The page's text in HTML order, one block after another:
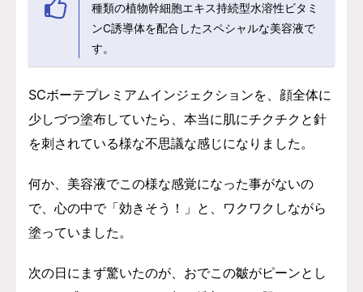
種類の植物幹細胞エキス持続型水溶性ビタミ
ンC誘導体を配合したスペシャルな美容液で
す。
SCボーテプレミアムインジェクションを、顔全体に
少しづつ塗布していたら、本当に肌にチクチクと針
を刺されている様な不思議な感じになりました。
何か、美容液でこの様な感覚になった事がないの
で、心の中で「効きそう！」と、ワクワクしながら
塗っていました。
次の日にまず驚いたのが、おでこの皺がピーンとし